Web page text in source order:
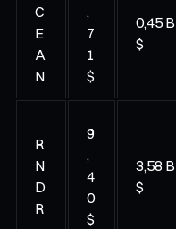
C
E
A
N
,
7
1
$
0,45 B
$
R
N
D
R
9
,
4
0
$
3,58 B
$